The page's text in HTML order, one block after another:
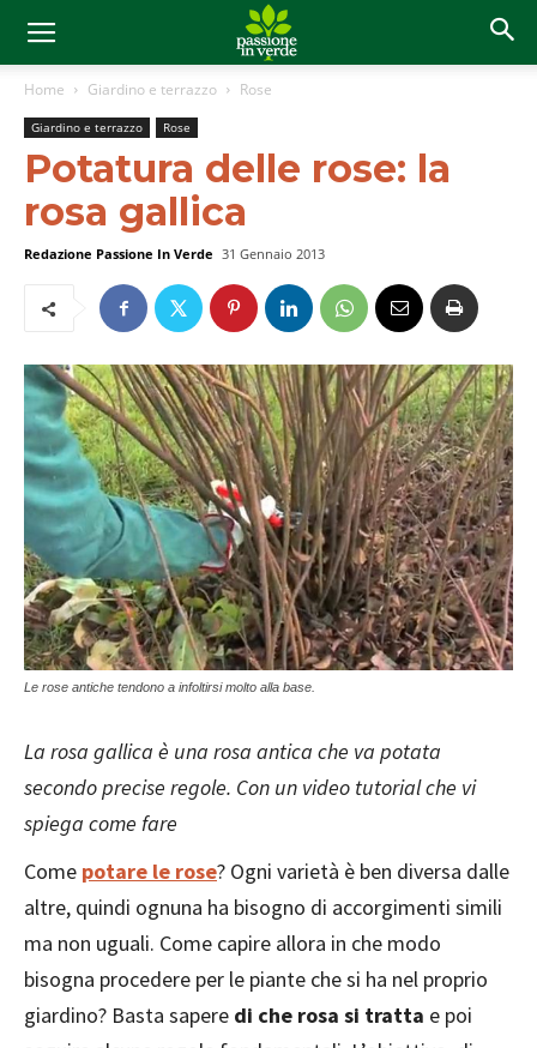
Home Giardino e terrazzo Rose
Giardino e terrazzo Rose
Potatura delle rose: la
rosa gallica
Redazione Passione In Verde 31 Gennaio 2013
Le rose antiche tendono a infoltirsi molto alla base.
La rosa gallica è una rosa antica che va potata
secondo precise regole. Con un video tutorial che vi
spiega come fare
Come potare le rose? Ogni varietà è ben diversa dalle
altre, quindi ognuna ha bisogno di accorgimenti simili
ma non uguali. Come capire allora in che modo
bisogna procedere per le piante che si ha nel proprio
giardino? Basta sapere di che rosa si tratta e poi